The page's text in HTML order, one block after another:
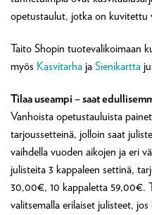
opetustaulut, jotka on kuvitettu
Taito Shopin tuotevalikoimaan
myös Kasvitarha ja Sienikartta
Tilaa useampi – saat
Vanhoista opetustauluista
tarjoussetteinä, jolloin saat
vaihdella vuoden aikojen ja eri
julisteita 3 kappaleen settinä,
30,00€, 10 kappaletta 59,00€.
valitsemalla erilaiset julisteet,